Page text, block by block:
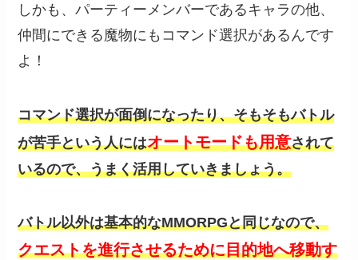
しかも、パーティーメンバーであるキャラの他、
仲間にできる魔物にもコマンド選択があるんです
よ！
コマンド選択が面倒になったり、そもそもバトル
が苦手という人にはオートモードも用意されて
いるので、うまく活用していきましょう。
バトル以外は基本的なMMORPGと同じなので、
クエストを進行させるために目的地へ移動す